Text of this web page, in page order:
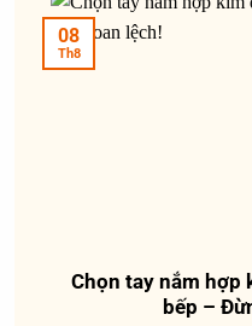
Chọn tay nắm
bếp –
08
Th8